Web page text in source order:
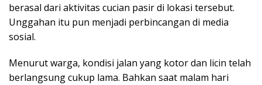
berasal dari aktivitas cucian pasir di lokasi tersebut.
Unggahan itu pun menjadi perbincangan di media
sosial.
Menurut warga, kondisi jalan yang kotor dan licin telah
berlangsung cukup lama. Bahkan saat malam hari